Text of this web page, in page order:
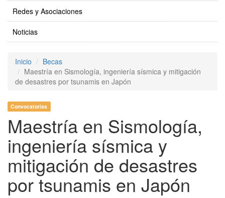
Redes y Asociaciones
Noticias
Inicio
Becas
Maestría en Sismología, ingeniería sísmica y mitigación
de desastres por tsunamis en Japón
Convocatorias
Maestría en Sismología,
ingeniería sísmica y
mitigación de desastres
por tsunamis en Japón